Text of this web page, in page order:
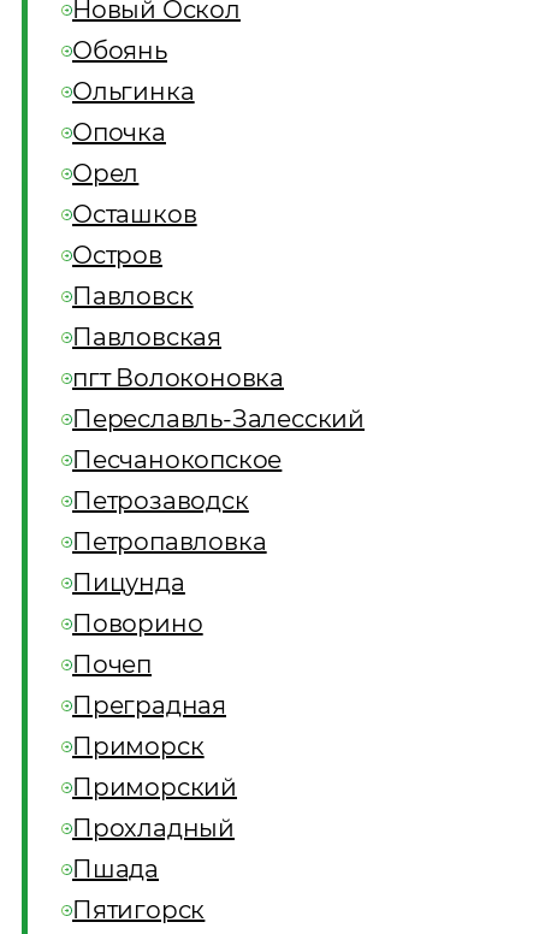
Новый Оскол
Обоянь
Ольгинка
Опочка
Орел
Осташков
Остров
Павловск
Павловская
пгт Волоконовка
Переславль-Залесский
Песчанокопское
Петрозаводск
Петропавловка
Пицунда
Поворино
Почеп
Преградная
Приморск
Приморский
Прохладный
Пшада
Пятигорск